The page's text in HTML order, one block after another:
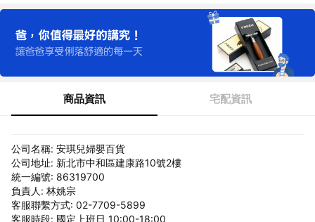
商品資訊 宅配資訊
公司名稱: 安琪兒婦嬰百貨
公司地址: 新北市中和區建康路10號2樓
統一編號: 86319700
負責人: 林姚宗
客服聯繫方式: 02-7709-5899
客服時段: 國定上班日 10:00-18:00